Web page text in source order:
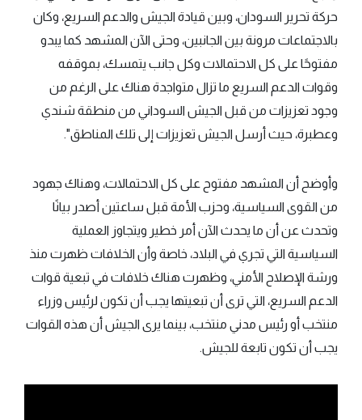
حركة تحرير السودان، وبين قيادة الجيش والدعم السريع، وكان
بالاجتماعات مرونة بين الجانبين، وحتى الآن المشهد كما يبدو
مفتوحًا على كل الاحتمالات وكل جانب يتمسك، بموقفه
وقوات الدعم السريع ما تزال متواجدة هناك على الرغم من
وجود تعزيزات من قبل الجيش السوداني من منطقة شندي
وعطبرة، حيث أرسل الجيش تعزيزات إلى تلك المناطق".
وأوضح أن المشهد مفتوح على كل الاحتمالات، وهناك جهود
من القوى السياسية، وحزب الأمة قبل ساعتين أصدر بيانًا
وتحدث عن أن ما يحدث الآن أمر خطير ويتجاوز العملية
السياسية التي تجري في البلاد، خاصة وأن الخلافات ظهرت منذ
ورشة الإصلاح الأمني، وظهرت هناك خلافات في تبعية قوات
الدعم السريع، التي ترى أن تبعيتها يجب أن تكون لرئيس وزراء
منتخب أو رئيس مدني منتخب، بينما يرى الجيش أن هذه القوات
يجب أن تكون تابعة للجيش.